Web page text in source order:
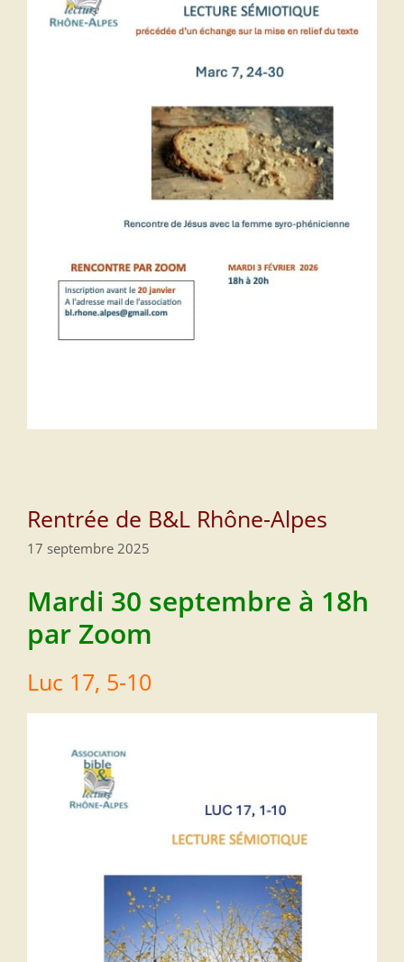
Rentrée de B&L Rhône-Alpes
17 septembre 2025
Mardi 30 septembre à 18h
par Zoom
Luc 17, 5-10